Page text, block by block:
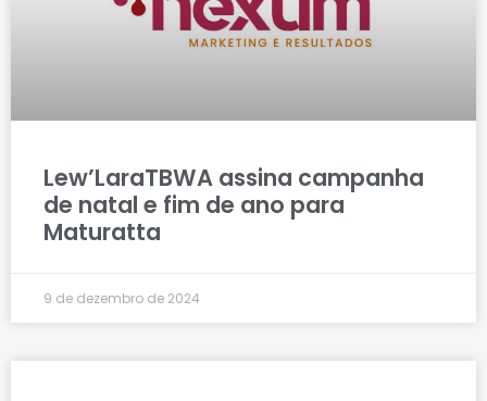
Lew’LaraTBWA assina campanha
de natal e fim de ano para
Maturatta
9 de dezembro de 2024